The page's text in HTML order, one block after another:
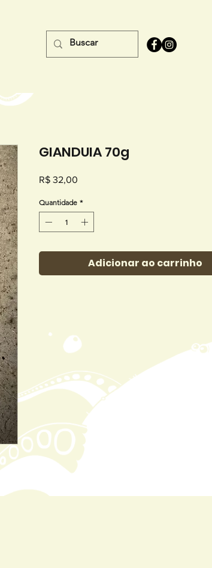
GIANDUIA 70g
R$ 32,00
Quantidade *
Adicionar ao carrinho